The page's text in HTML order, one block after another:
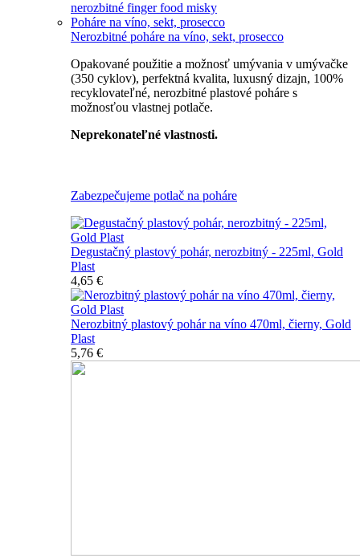
nerozbitné finger food misky
Poháre na víno, sekt, prosecco
Nerozbitné poháre na víno, sekt, prosecco
Opakované použitie a možnosť umývania v umývačke
(350 cyklov), perfektná kvalita, luxusný dizajn, 100%
recyklovateľné, nerozbitné plastové poháre s
možnosťou vlastnej potlače.
Neprekonateľné vlastnosti.
Zabezpečujeme potlač na poháre
Degustačný plastový pohár, nerozbitný - 225ml, Gold
Plast
4,65 €
Nerozbitný plastový pohár na víno 470ml, čierny, Gold
Plast
5,76 €